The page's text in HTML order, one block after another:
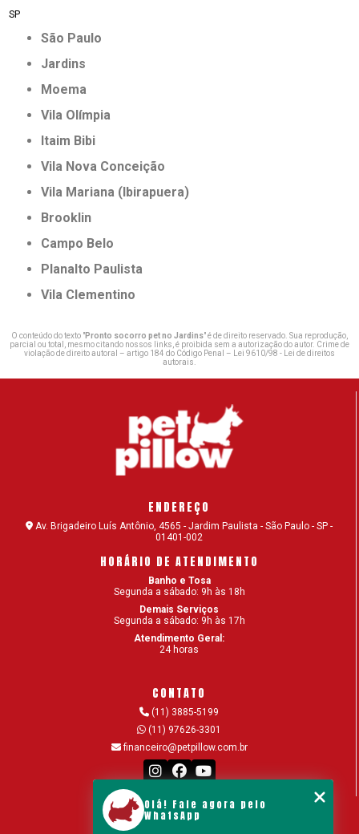
SP
São Paulo
Jardins
Moema
Vila Olímpia
Itaim Bibi
Vila Nova Conceição
Vila Mariana (Ibirapuera)
Brooklin
Campo Belo
Planalto Paulista
Vila Clementino
O conteúdo do texto "Pronto socorro pet no Jardins" é de direito reservado. Sua reprodução,
parcial ou total, mesmo citando nossos links, é proibida sem a autorização do autor. Crime de
violação de direito autoral – artigo 184 do Código Penal – Lei 9610/98 - Lei de direitos
autorais.
ENDEREÇO
Av. Brigadeiro Luís Antônio, 4565 - Jardim Paulista - São Paulo - SP -
01401-002
HORÁRIO DE ATENDIMENTO
Banho e Tosa
Segunda a sábado: 9h às 18h
Demais Serviços
Segunda a sábado: 9h às 17h
Atendimento Geral:
24 horas
CONTATO
(11) 3885-5199
(11) 97626-3301
financeiro@petpillow.com.br
MENU
Olá! Fale agora pelo
WhatsApp